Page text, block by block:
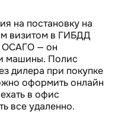
на постановку на
визитом в ГИБДД
ОСАГО — он
машины. Полис
дилера при покупке
оформить онлайн
в офис
все удаленно.